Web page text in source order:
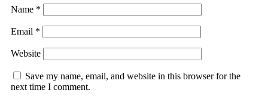
Name *
Email *
Website
Save my name, email, and website in this browser for the
next time I comment.